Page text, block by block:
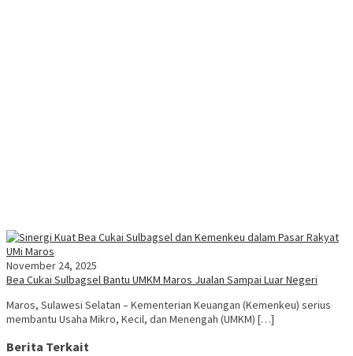
November 24, 2025
Bea Cukai Sulbagsel Bantu UMKM Maros Jualan Sampai Luar Negeri
Maros, Sulawesi Selatan – Kementerian Keuangan (Kemenkeu) serius
membantu Usaha Mikro, Kecil, dan Menengah (UMKM) […]
Berita Terkait